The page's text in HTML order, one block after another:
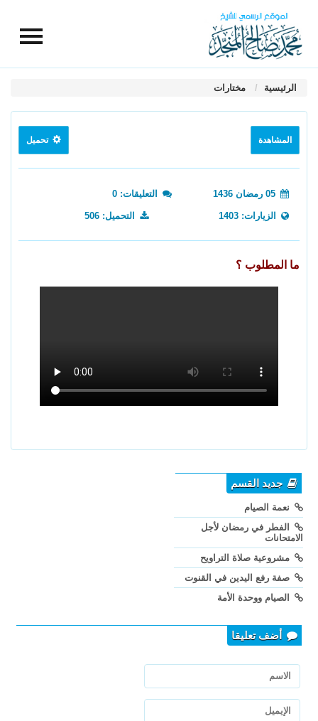
الرئيسية مختارات
المشاهدة تحميل
التعليقات: 0
الزيارات: 1403 التحميل: 506
ما المطلوب ؟
جديد القسم
نعمة الصيام
الفطر في رمضان لأجل
الامتحانات
مشروعية صلاة التراويح
صفة رفع اليدين في القنوت
الصيام ووحدة الأمة
أضف تعليقا